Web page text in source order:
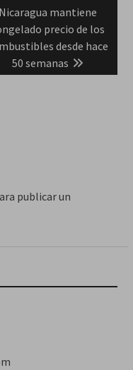
Next
Nicaragua mantiene
precio de los
desde hace
50 semanas
publicar un